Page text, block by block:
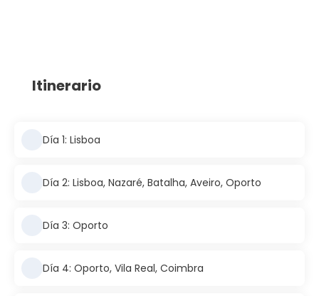
Itinerario
Día 1: Lisboa
Día 2: Lisboa, Nazaré, Batalha, Aveiro, Oporto
Día 3: Oporto
Día 4: Oporto, Vila Real, Coimbra